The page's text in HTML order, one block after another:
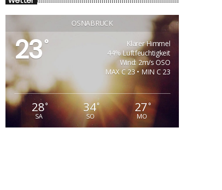
OSNABRÜCK
23°
Klarer Himmel
44% Luftfeuchtigkeit
Wind: 2m/s OSO
MAX C 23 • MIN C 23
28°
SA
34°
SO
27°
MO